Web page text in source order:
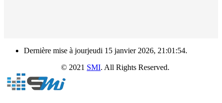
Dernière mise à jourjeudi 15 janvier 2026, 21:01:54.
Messadine
© 2021 SMI. All Rights Reserved.